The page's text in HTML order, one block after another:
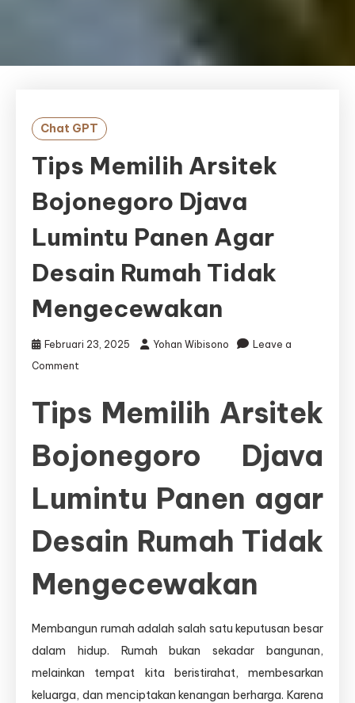
Chat GPT
Tips Memilih Arsitek
Bojonegoro Djava
Lumintu Panen Agar
Desain Rumah Tidak
Mengecewakan
Februari 23, 2025 Yohan Wibisono
Leave a
Comment
Arsitek
Lumintu
agar
Desain
Rumah
Tidak
Tips Memilih Arsitek
Bojonegoro Djava
Lumintu Panen agar
Desain Rumah Tidak
Mengecewakan
Membangun rumah adalah salah satu keputusan besar
dalam hidup. Rumah bukan sekadar bangunan,
melainkan tempat kita beristirahat, membesarkan
keluarga, dan menciptakan kenangan berharga. Karena